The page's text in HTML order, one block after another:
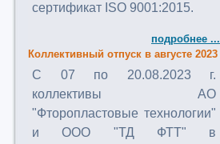
сертификат ISO 9001:2015.
подробнее ...
Коллективный отпуск в августе 2023
C 07 по 20.08.2023 г.
коллективы АО
"Фторопластовые технологии"
и ООО "ТД ФТТ" в